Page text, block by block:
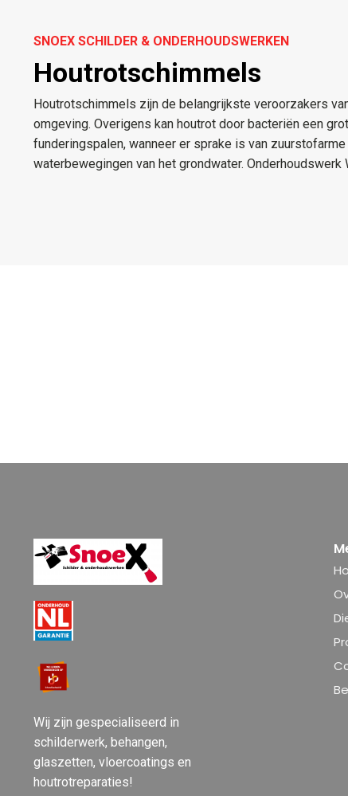
SNOEX SCHILDER & ONDERHOUDSWERKEN
Houtrotschimmels
Houtrotschimmels zijn de belangrijkste veroorzakers
omgeving. Overigens kan houtrot door bacteriën een
funderingspalen, wanneer er sprake is van
waterbewegingen van het grondwater. Onderhoudswerk
Wij zijn gespecialiseerd in
schilderwerk, behangen,
glaszetten, vloercoatings en
houtrotreparaties!